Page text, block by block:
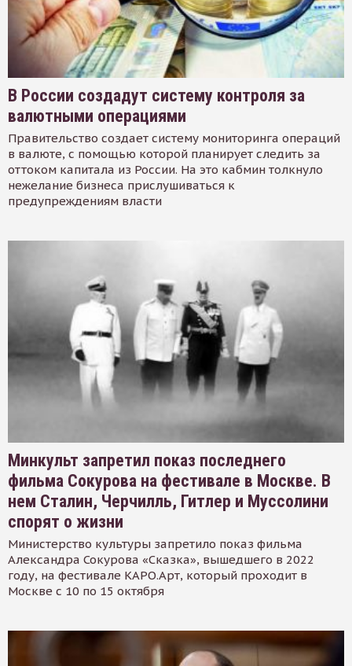
В России создадут систему контроля за
валютными операциями
Правительство создает систему мониторинга операций
в валюте, с помощью которой планирует следить за
оттоком капитала из России. На это кабмин толкнуло
нежелание бизнеса прислушиваться к
предупреждениям власти
Минкульт запретил показ последнего
фильма Сокурова на фестивале в Москве. В
нем Сталин, Черчилль, Гитлер и Муссолини
спорят о жизни
Министерство культуры запретило показ фильма
Александра Сокурова «Сказка», вышедшего в 2022
году, на фестивале КАРО.Арт, который проходит в
Москве с 10 по 15 октября